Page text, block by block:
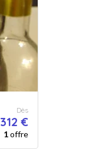
Dès
312 €
1offre